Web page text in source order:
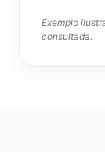
Exemplo
consultada.